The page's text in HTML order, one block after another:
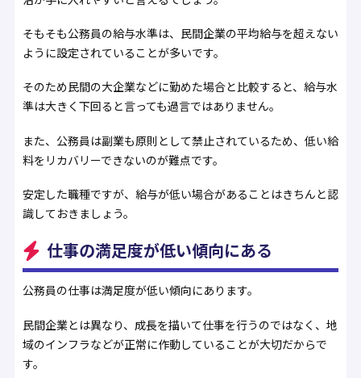
そもそも公務員の給与水準は、民間企業の平均給与を超えない
ように設定されていることが多いです。
そのため民間の大企業などに勤めた場合と比較すると、給与水
準は大きく下回ると言っても過言ではありません。
また、公務員は副業も原則として禁止されているため、低い給
料をリカバリーできないのが難点です。
安定した職種ですが、給与が低い場合があることはきちんと認
識しておきましょう。
仕事の満足度が低い傾向にある
公務員の仕事は満足度が低い傾向にあります。
民間企業とは異なり、成長を描いて仕事を行うのではなく、地
域のインフラなどが正常に作動していることが大切だからで
す。